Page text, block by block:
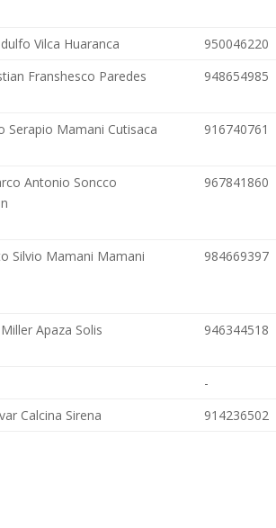
Vilca Huaranca 950046220
Franshesco Paredes
948654985
Serapio Mamani Cutisaca 916740761
Antonio Soncco
967841860
Silvio Mamani Mamani 984669397
Apaza Solis 946344518
-
Calcina Sirena 914236502